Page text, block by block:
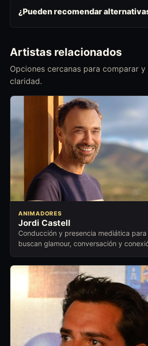
¿Pueden recomendar
Artistas relacionados
Opciones cercanas para comparar
claridad.
ANIMADORES
Jordi Castell
Conducción y presencia mediática
buscan glamour, conversación y